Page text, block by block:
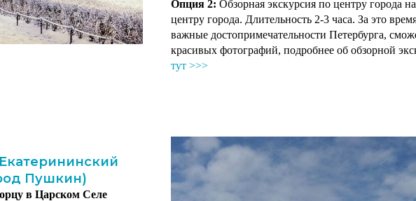
Опция 2: Обзорная экскурсия по центру города
центру города. Длительность 2-3 часа. За это
важные достопримечательности Петербурга,
красивых фотографий, подробнее об обзорной
тут >>>
Пушкин)
в Царском Селе